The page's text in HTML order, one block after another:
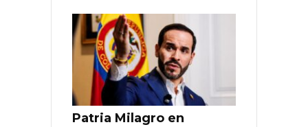
Patria Milagro en